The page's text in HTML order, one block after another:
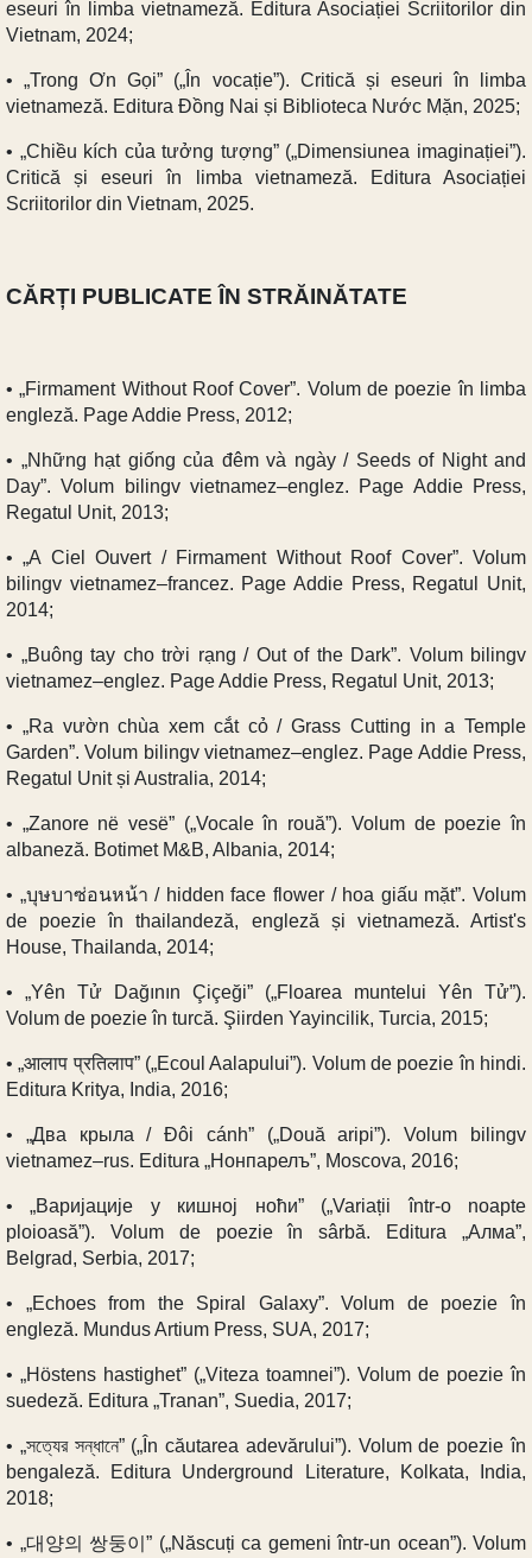
eseuri în limba vietnameză. Editura Asociației Scriitorilor din
Vietnam, 2024;
• „Trong Ơn Gọi” („În vocație”). Critică și eseuri în limba
vietnameză. Editura Đồng Nai și Biblioteca Nước Mặn, 2025;
• „Chiều kích của tưởng tượng” („Dimensiunea imaginației”).
Critică și eseuri în limba vietnameză. Editura Asociației
Scriitorilor din Vietnam, 2025.
CĂRȚI PUBLICATE ÎN STRĂINĂTATE
• „Firmament Without Roof Cover”. Volum de poezie în limba
engleză. Page Addie Press, 2012;
• „Những hạt giống của đêm và ngày / Seeds of Night and
Day”. Volum bilingv vietnamez–englez. Page Addie Press,
Regatul Unit, 2013;
• „A Ciel Ouvert / Firmament Without Roof Cover”. Volum
bilingv vietnamez–francez. Page Addie Press, Regatul Unit,
2014;
• „Buông tay cho trời rạng / Out of the Dark”. Volum bilingv
vietnamez–englez. Page Addie Press, Regatul Unit, 2013;
• „Ra vườn chùa xem cắt cỏ / Grass Cutting in a Temple
Garden”. Volum bilingv vietnamez–englez. Page Addie Press,
Regatul Unit și Australia, 2014;
• „Zanore në vesë” („Vocale în rouă”). Volum de poezie în
albaneză. Botimet M&B, Albania, 2014;
• „บุษบาซ่อนหน้า / hidden face flower / hoa giấu mặt”. Volum
de poezie în thailandeză, engleză și vietnameză. Artist's
House, Thailanda, 2014;
• „Yên Tử Dağının Çiçeği” („Floarea muntelui Yên Tử”).
Volum de poezie în turcă. Şiirden Yayincilik, Turcia, 2015;
• „आलाप प्रतिलाप” („Ecoul Aalapului”). Volum de poezie în hindi.
Editura Kritya, India, 2016;
• „Два крыла / Đôi cánh” („Două aripi”). Volum bilingv
vietnamez–rus. Editura „Нонпарелъ”, Moscova, 2016;
• „Варијације у кишној ноћи” („Variații într-o noapte
ploioasă”). Volum de poezie în sârbă. Editura „Алма”,
Belgrad, Serbia, 2017;
• „Echoes from the Spiral Galaxy”. Volum de poezie în
engleză. Mundus Artium Press, SUA, 2017;
• „Höstens hastighet” („Viteza toamnei”). Volum de poezie în
suedeză. Editura „Tranan”, Suedia, 2017;
• „সত্যের সন্ধানে” („În căutarea adevărului”). Volum de poezie în
bengaleză. Editura Underground Literature, Kolkata, India,
2018;
• „대양의 쌍둥이” („Născuți ca gemeni într-un ocean”). Volum